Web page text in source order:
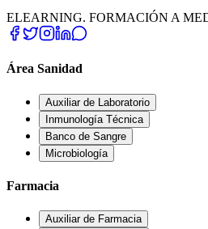
ELEARNING. FORMACIÓN A
Área Sanidad
Auxiliar de Laboratorio
Inmunología Técnica
Banco de Sangre
Microbiología
Farmacia
Auxiliar de Farmacia